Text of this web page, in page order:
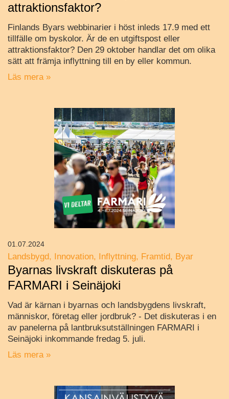
attraktionsfaktor?
Finlands Byars webbinarier i höst inleds 17.9 med ett
tillfälle om byskolor. Är de en utgiftspost eller
attraktionsfaktor? Den 29 oktober handlar det om olika
sätt att främja inflyttning till en by eller kommun.
Läs mera »
Landsbygd Innovation Inflyttning Framtid Byar
Byarnas livskraft diskuteras på
FARMARI i Seinäjoki
Vad är kärnan i byarnas och landsbygdens livskraft,
människor, företag eller jordbruk? - Det diskuteras i en
av panelerna på lantbruksutställningen FARMARI i
Seinäjoki inkommande fredag 5. juli.
Läs mera »
01.07.2024